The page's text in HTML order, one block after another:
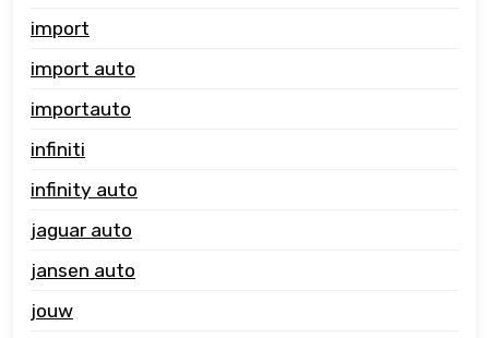
import
import auto
importauto
infiniti
infinity auto
jaguar auto
jansen auto
jouw